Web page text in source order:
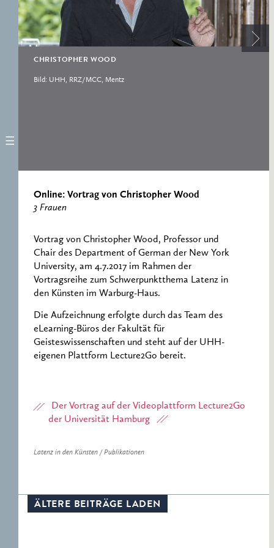
ERNST CASSIRER
ARBEITSSTELLE 1997-
2007
CHRISTOPHER WOOD
Bild: UHH, RRZ/MCC, Mentz
Online: Vortrag von Christopher Wood
3 Frauen
Vortrag von Christopher Wood, Professor und
Chair des Department of German der New York
University, am 4.7.2017 im Rahmen der
Vortragsreihe zum Schwerpunktthema Latenz in
den Künsten im Warburg-Haus.
Die Aufzeichnung erfolgte durch das Team des
eLearning-Büros der Fakultät für
Geisteswissenschaften und steht auf der UHH-
eigenen Plattform Lecture2Go bereit.
Der Vortrag auf der Videoplattform Lecture2Go
der Universität Hamburg
Latenz in den Künsten / Publikationen
ÄLTERE BEITRÄGE LADEN